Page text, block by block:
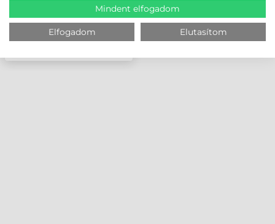
Mindent elfogadom
Elfogadom Elutasítom